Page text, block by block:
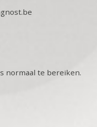
normaal te bereiken.